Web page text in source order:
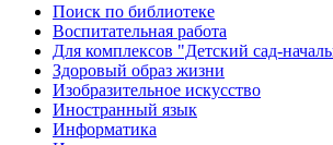
Поиск по библиотеке
Воспитательная работа
Для комплексов "Детский сад-
Здоровый образ жизни
Изобразительное искусство
Иностранный язык
Информатика